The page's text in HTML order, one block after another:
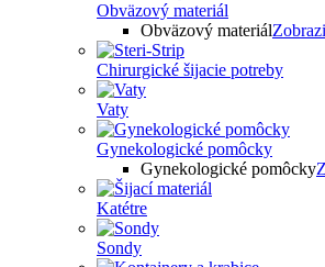
Obväzový materiál
Obväzový materiál
Chirurgické šijacie potreby
Vaty
Gynekologické pomôcky
Gynekologické pomôcky
Katétre
Sondy